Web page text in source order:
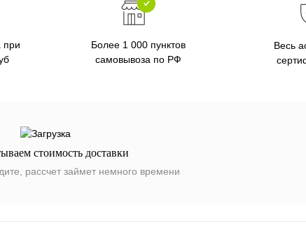
при
Более 1 000 пунктов
самовывоза по РФ
Весь
стоимость доставки
рассчет займет немного времени